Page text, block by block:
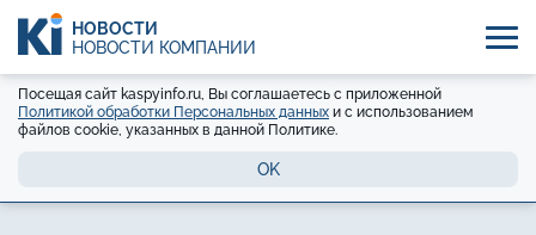
НОВОСТИ
НОВОСТИ КОМПАНИЙ
Посещая сайт kaspyinfo.ru, Вы соглашаетесь с приложенной
Политикой обработки Персональных данных и с использованием
файлов cookie, указанных в данной Политике.
OK